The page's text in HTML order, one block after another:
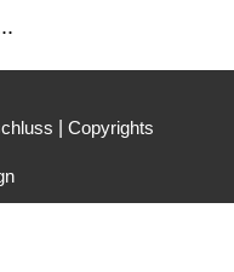
| Copyrights